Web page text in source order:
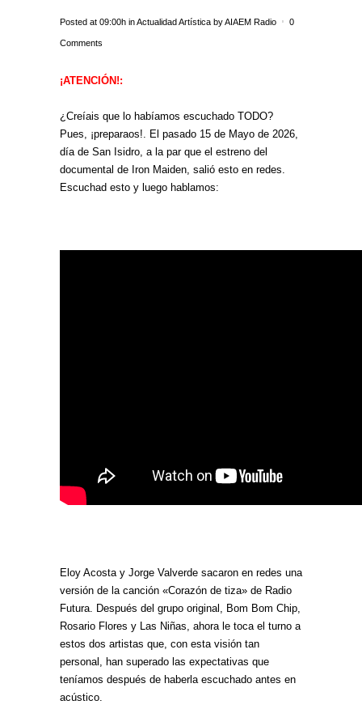
Posted at 09:00h inActualidad Artística byAIAEM Radio 0
Comments
¡ATENCIÓN!:
¿Creíais que lo habíamos escuchado TODO?
Pues, ¡preparaos!. El pasado 15 de Mayo de 2026,
día de San Isidro, a la par que el estreno del
documental de Iron Maiden, salió esto en redes.
Escuchad esto y luego hablamos:
Eloy Acosta y Jorge Valverde sacaron en redes una
versión de la canción «Corazón de tiza» de Radio
Futura. Después del grupo original, Bom Bom Chip,
Rosario Flores y Las Niñas, ahora le toca el turno a
estos dos artistas que, con esta visión tan
personal, han superado las expectativas que
teníamos después de haberla escuchado antes en
acústico.